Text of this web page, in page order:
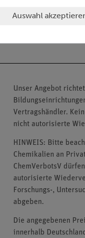
Unser Angebot
Vertragshändler.
nicht autorisierte
HINWEIS: Bitte
Chemikalien an
ChemVerbotsV
autorisierte
Forschungs-,
abgeben.
Die angegebenen
innerhalb
Auswahl